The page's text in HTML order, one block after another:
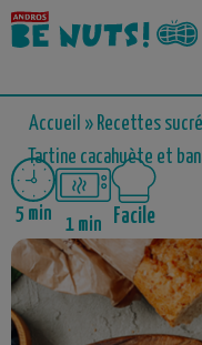
Aller
au
Accueil » Recettes
Tartine cacahuète et
5 min
1 min Facile